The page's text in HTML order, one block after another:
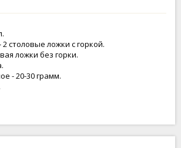
столовые ложки с горкой.
ложки без горки.
- 20-30 грамм.